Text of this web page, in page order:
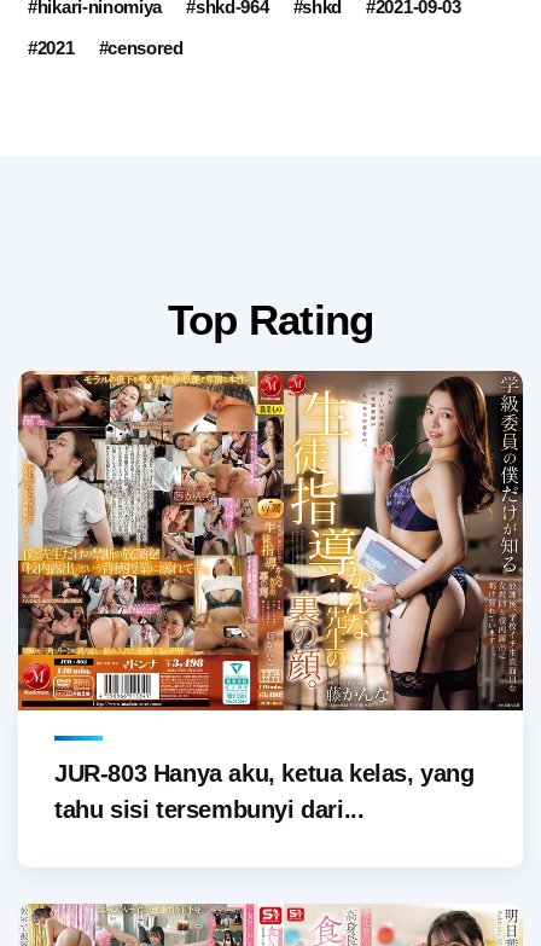
#hikari-ninomiya #shkd-964 #shkd
#2021-09-03
#2021
#censored
Top Rating
JUR-803 Hanya aku, ketua kelas, yang
tahu sisi tersembunyi dari...